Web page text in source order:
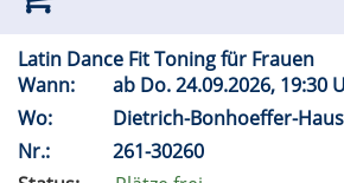
Latin Dance Fit Toning für Frauen
Wann:
ab Do.24.09.2026, 19:30
Wo:
Dietrich-Bonhoeffer-Haus
Nr.:
261-30260